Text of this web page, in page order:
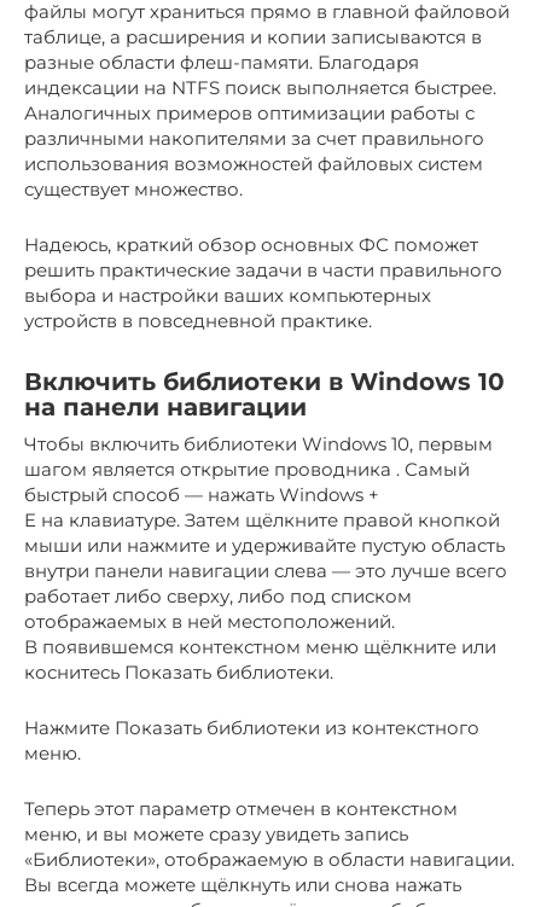
файлы могут храниться прямо в главной файловой
таблице, а расширения и копии записываются в
разные области флеш-памяти. Благодаря
индексации на NTFS поиск выполняется быстрее.
Аналогичных примеров оптимизации работы с
различными накопителями за счет правильного
использования возможностей файловых систем
существует множество.
Надеюсь, краткий обзор основных ФС поможет
решить практические задачи в части правильного
выбора и настройки ваших компьютерных
устройств в повседневной практике.
Включить библиотеки в Windows 10
на панели навигации
Чтобы включить библиотеки Windows 10, первым
шагом является открытие проводника . Самый
быстрый способ — нажать Windows +
E на клавиатуре. Затем щёлкните правой кнопкой
мыши или нажмите и удерживайте пустую область
внутри панели навигации слева — это лучше всего
работает либо сверху, либо под списком
отображаемых в ней местоположений.
В появившемся контекстном меню щёлкните или
коснитесь Показать библиотеки.
Нажмите Показать библиотеки из контекстного
меню.
Теперь этот параметр отмечен в контекстном
меню, и вы можете сразу увидеть запись
«Библиотеки», отображаемую в области навигации.
Вы всегда можете щёлкнуть или снова нажать